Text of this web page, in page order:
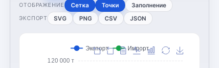
ОТОБРАЖЕНИЕ Сетка Точки Заполнение
ЭКСПОРТ SVG PNG CSV JSON
120 000 т
Экспорт Импорт